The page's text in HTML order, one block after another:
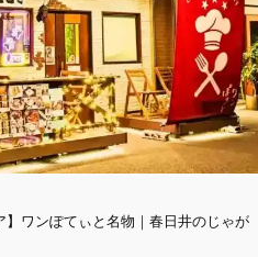
】ワンぽてぃと名物｜春日井のじゃが